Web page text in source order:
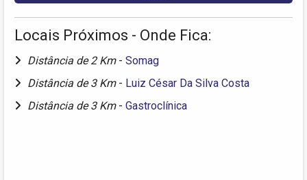
Locais Próximos - Onde Fica:
Distância de 2 Km - Somag
Distância de 3 Km - Luiz César Da Silva Costa
Distância de 3 Km - Gastroclínica